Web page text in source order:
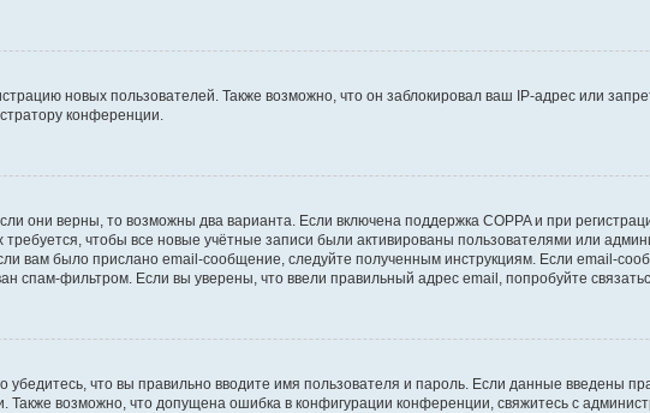
новых пользователей. Также возможно, что он заблокировал ваш IP-адрес или
конференции.
они верны, то возможны два варианта. Если включена поддержка COPPA и при
чтобы все новые учётные записи были активированы пользователями или
вам было прислано email-сообщение, следуйте полученным инструкциям. Если email-
спам-фильтром. Если вы уверены, что ввели правильный адрес email, попробуйте
что вы правильно вводите имя пользователя и пароль. Если данные введены
Также возможно, что допущена ошибка в конфигурации конференции, свяжитесь с